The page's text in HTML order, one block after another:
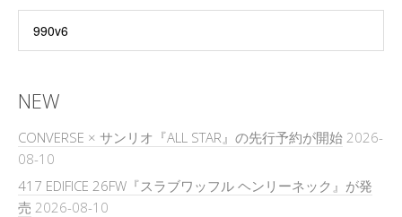
NEW
CONVERSE × サンリオ『ALL STAR』の先行予約が開始 2026-
08-10
417 EDIFICE 26FW『スラブワッフル ヘンリーネック』が発
売 2026-08-10